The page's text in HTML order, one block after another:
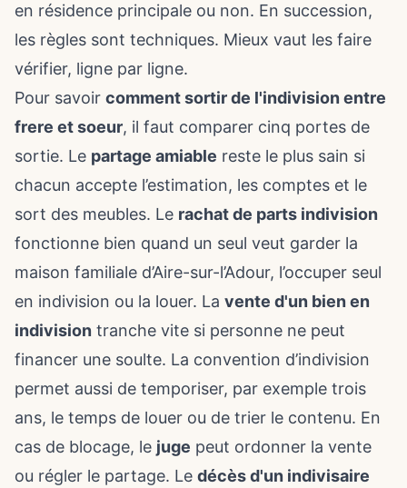
en résidence principale ou non. En succession,
les règles sont techniques. Mieux vaut les faire
vérifier, ligne par ligne.
Pour savoir comment sortir de l'indivision entre
frere et soeur, il faut comparer cinq portes de
sortie. Le partage amiable reste le plus sain si
chacun accepte l’estimation, les comptes et le
sort des meubles. Le rachat de parts indivision
fonctionne bien quand un seul veut garder la
maison familiale d’Aire-sur-l’Adour, l’occuper seul
en indivision ou la louer. La vente d'un bien en
indivision tranche vite si personne ne peut
financer une soulte. La convention d’indivision
permet aussi de temporiser, par exemple trois
ans, le temps de louer ou de trier le contenu. En
cas de blocage, le juge peut ordonner la vente
ou régler le partage. Le décès d'un indivisaire